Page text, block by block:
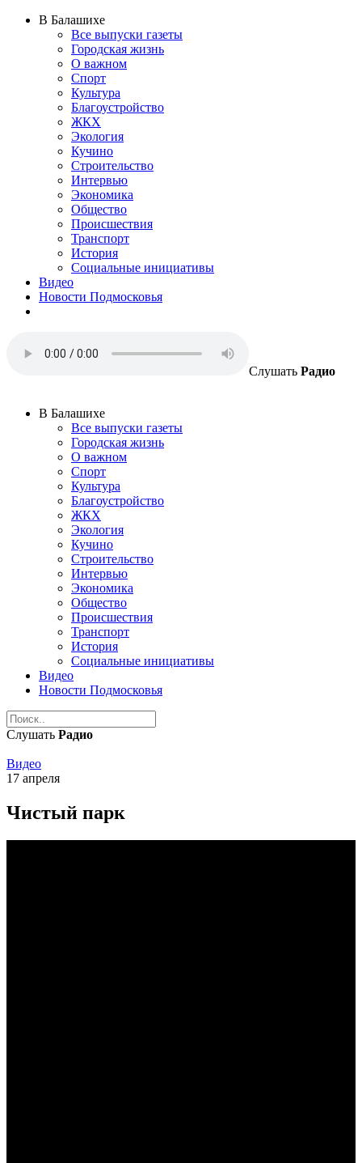
В Балашихе
Все выпуски газеты
Городская жизнь
О важном
Спорт
Культура
Благоустройство
ЖКХ
Экология
Кучино
Строительство
Интервью
Экономика
Общество
Происшествия
Транспорт
История
Социальные инициативы
Видео
Новости Подмосковья
Слушать Радио
В Балашихе
Все выпуски газеты
Городская жизнь
О важном
Спорт
Культура
Благоустройство
ЖКХ
Экология
Кучино
Строительство
Интервью
Экономика
Общество
Происшествия
Транспорт
История
Социальные инициативы
Видео
Новости Подмосковья
Слушать Радио
Видео
17 апреля
Чистый парк